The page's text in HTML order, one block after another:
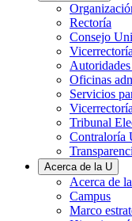
Rectoría
Consejo
Oficinas
Servicios
Tribunal
Contraloría
Acerca de la U
Acerca de
Campus
Marco